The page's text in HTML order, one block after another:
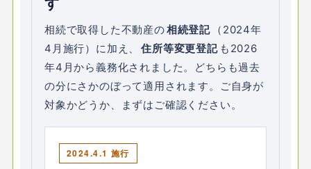
相続で取得した不動産の相続登記 （2024年
4月施行）に加え、
住所等変更登記 も2026
年4月から義務化されました。どちらも過去
の分にさかのぼって適用されます。ご自身が
対象かどうか、まずはご確認ください。
2024.4.1 施行